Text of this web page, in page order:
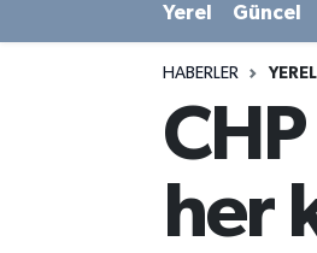
Yerel Güncel
HABERLER YEREL
her
Politika
Süper Lig Puan Durumu
Son Dakika Haberleri
Haber Arşivi